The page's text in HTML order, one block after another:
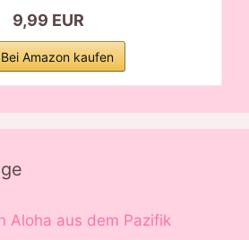
9,99 EUR
Bei Amazon kaufen
Aloha aus dem Pazifik